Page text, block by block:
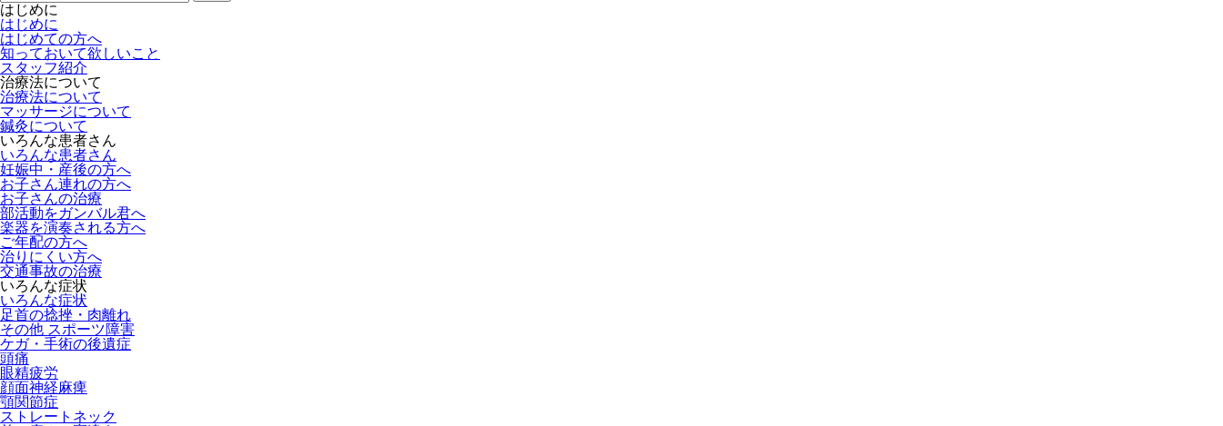
はじめに
はじめに
はじめての方へ
知っておいて欲しいこと
スタッフ紹介
治療法について
治療法について
マッサージについて
鍼灸について
いろんな患者さん
いろんな患者さん
妊娠中・産後の方へ
お子さん連れの方へ
お子さんの治療
部活動をガンバル君へ
楽器を演奏される方へ
ご年配の方へ
治りにくい方へ
交通事故の治療
いろんな症状
いろんな症状
足首の捻挫・肉離れ
その他 スポーツ障害
ケガ・手術の後遺症
頭痛
眼精疲労
顔面神経麻痺
顎関節症
ストレートネック